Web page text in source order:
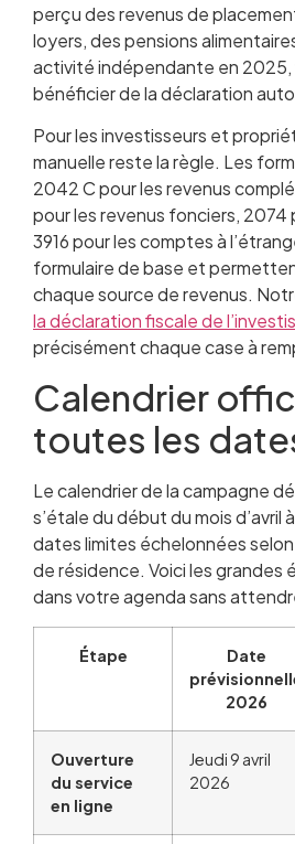
perçu des revenus de
loyers, des pensions
activité indépendante en 2025,
bénéficier de la déclaration
Pour les investisseurs et
manuelle reste la règle. Les
2042 C pour les revenus
pour les revenus fonciers, 2074
3916 pour les comptes à
formulaire de base et
chaque source de revenus.
la déclaration fiscale de
précisément chaque case à
Calendrier
toutes les
Le calendrier de la campagne
s’étale du début du mois d’avril
dates limites échelonnées
de résidence. Voici les grandes
dans votre agenda sans
Étape
Date
2026
Ouverture
du service
en ligne
Jeudi 9 avril
2026